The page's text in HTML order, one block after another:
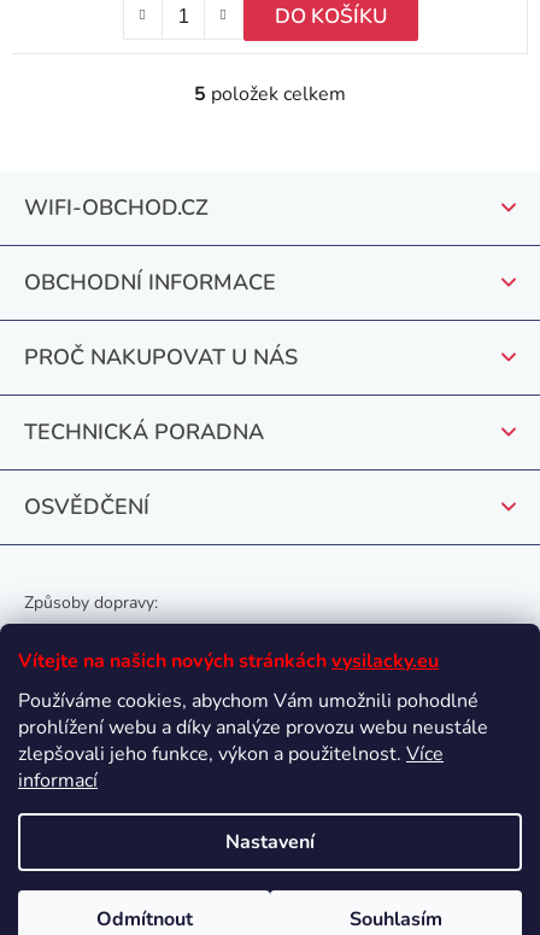
Vítejte na našich nových stránkáchvysilacky.eu
Používáme cookies, abychom Vám umožnili pohodlné
prohlížení webu a díky analýze provozu webu neustále
zlepšovali jeho funkce, výkon a použitelnost. Více
informací
Nastavení
Odmítnout Souhlasím
DO KOŠÍKU
O
a
c
p
r
v
p
u
5 položek celkem
WIFI-OBCHOD.CZ
OBCHODNÍ INFORMACE
PROČ NAKUPOVAT U NÁS
TECHNICKÁ PORADNA
OSVĚDČENÍ
Způsoby dopravy:
Oblíbené způsoby platby:
Vytvořil Shoptet
Copyright 2026vysilacky.eu . Všechna práva vyhrazena.